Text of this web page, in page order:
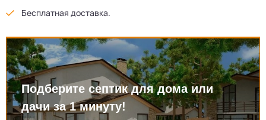
Бесплатная доставка.
Подберите септик для дома или
дачи за 1 минуту!